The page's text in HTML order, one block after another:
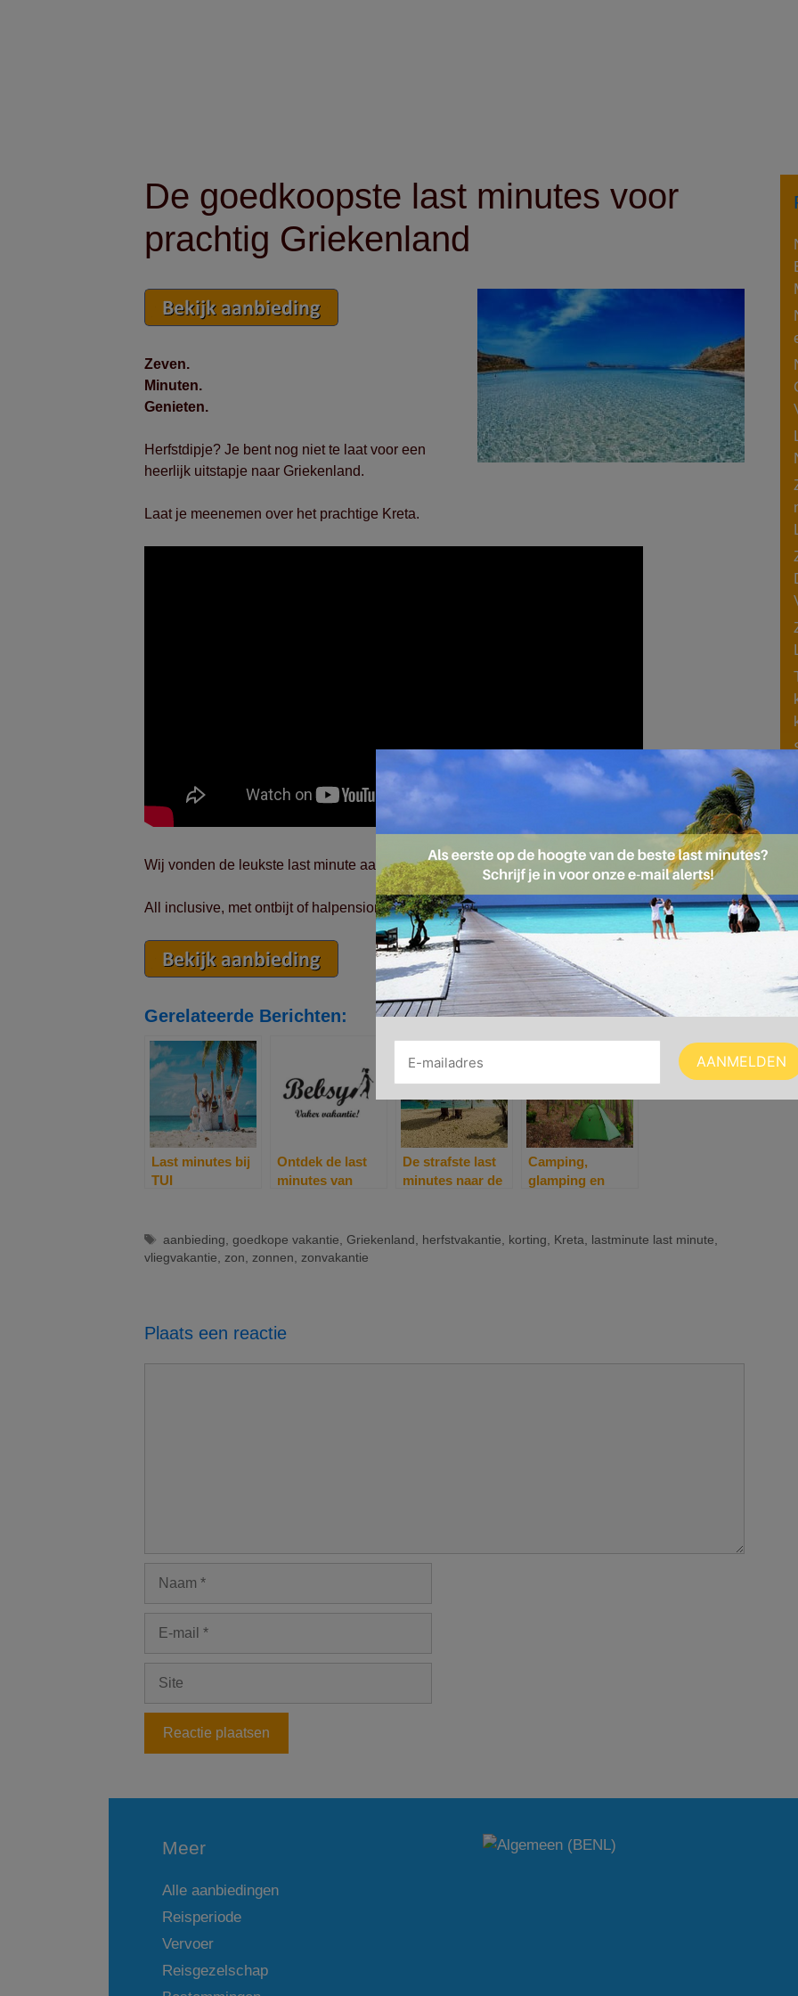
De goedkoopste last minutes voor
prachtig Griekenland
Zeven.
Minuten.
Genieten.
Herfstdipje? Je bent nog niet te laat voor een
heerlijk uitstapje naar Griekenland.
Laat je meenemen over het prachtige Kreta.
Wij vonden de leukste last minute aanbiedingen, allemaal < € 300 per persoon!
All inclusive, met ontbijt of halpension, die keuze laten we aan jou!
Gerelateerde Berichten:
Last minutes bij
TUI
Ontdek de last
minutes van
De strafste last
minutes naar de
Camping,
glamping en
Tags
aanbieding,goedkope vakantie, Griekenland , herfstvakantie, korting, Kreta, lastminute last minute,
vliegvakantie, zon, zonnen, zonvakantie
Plaats een reactie
Meer
Alle aanbiedingen
Reisperiode
Vervoer
Reisgezelschap